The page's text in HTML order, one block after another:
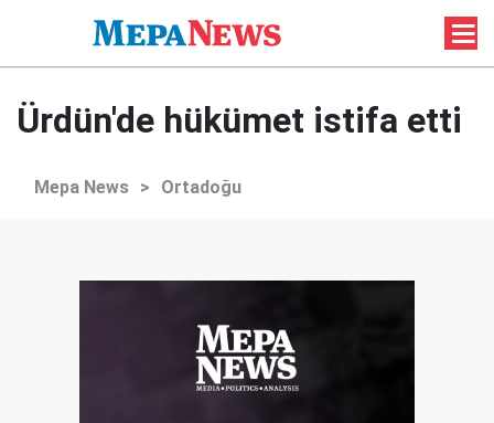
Ürdün'de hükümet istifa etti
Mepa News > Ortadoğu